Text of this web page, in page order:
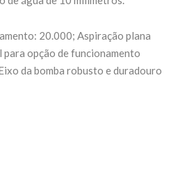
20.000; Aspiração plana
opção de funcionamento
da bomba robusto e duradouro